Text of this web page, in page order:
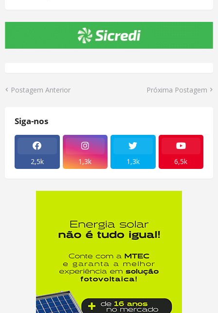
Postagem Anterior Próxima Postagem
Siga-nos
2,5k 1,3k 1,3k 6,5k